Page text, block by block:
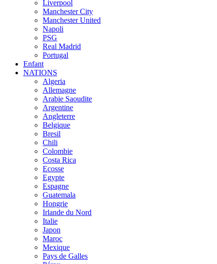
Liverpool
Manchester City
Manchester United
Napoli
PSG
Real Madrid
Portugal
Enfant
NATIONS
Algeria
Allemagne
Arabie Saoudite
Argentine
Angleterre
Belgique
Bresil
Chili
Colombie
Costa Rica
Ecosse
Egypte
Espagne
Guatemala
Hongrie
Irlande du Nord
Italie
Japon
Maroc
Mexique
Pays de Galles